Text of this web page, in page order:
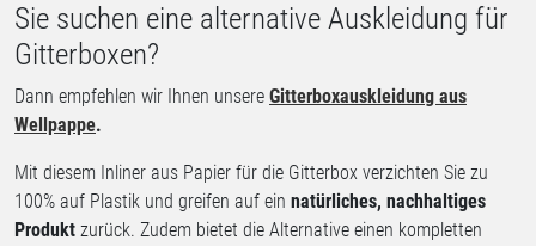
Sie suchen eine alternative Auskleidung für
Gitterboxen?
Dann empfehlen wir Ihnen unsere Gitterboxauskleidung aus
Wellpappe.
Mit diesem Inliner aus Papier für die Gitterbox verzichten Sie zu
100% auf Plastik und greifen auf ein natürliches, nachhaltiges
Produkt zurück. Zudem bietet die Alternative einen kompletten